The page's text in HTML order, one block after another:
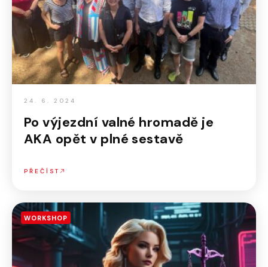
24. 6. 2024
Po výjezdní valné hromadě je
AKA opět v plné sestavě
PŘEČÍST
WORKSHOP